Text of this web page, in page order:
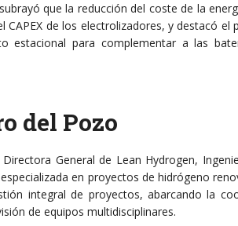
que la reducción del coste de la
CAPEX de los electrolizadores, y destacó
estacional para complementar a las
del Pozo
General de Lean Hydrogen,
en proyectos de hidrógeno
integral de proyectos, abarcando la
de equipos multidisciplinares.